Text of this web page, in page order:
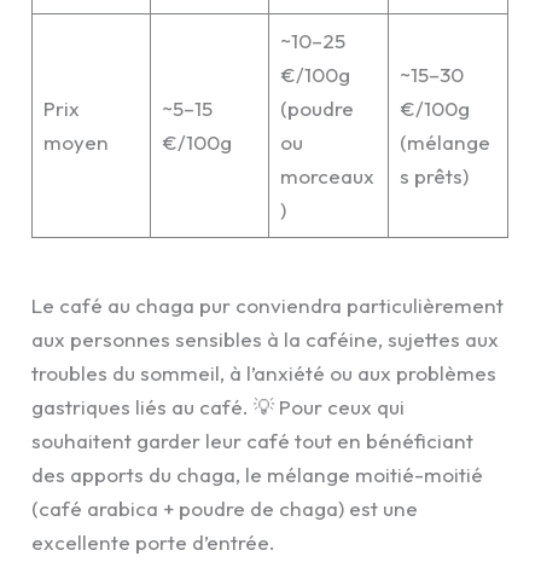
Prix
moyen
~5–15
€/100g
~10–25
€/100g
(poudre
ou
morceaux
)
~15–30
€/100g
(mélange
s prêts)
Le café au chaga pur conviendra particulièrement
aux personnes sensibles à la caféine, sujettes aux
troubles du sommeil, à l’anxiété ou aux problèmes
gastriques liés au café. 💡 Pour ceux qui
souhaitent garder leur café tout en bénéficiant
des apports du chaga, le mélange moitié-moitié
(café arabica + poudre de chaga) est une
excellente porte d’entrée.